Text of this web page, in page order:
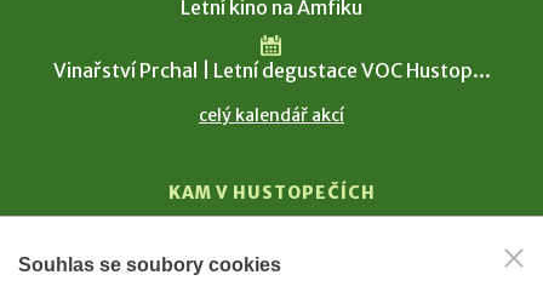
Letní kino na Amfiku
Vinařství Prchal | Letní degustace VOC Hustop...
celý kalendář akcí
KAM V HUSTOPEČÍCH
T. G. Masaryk
Souhlas se soubory cookies